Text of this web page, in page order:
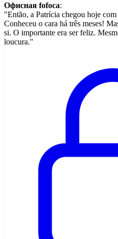
Офисная fofoca:
"Então, a Patrícia chegou hoje
Conheceu o cara há três meses!
si. O importante era ser feliz.
loucura."